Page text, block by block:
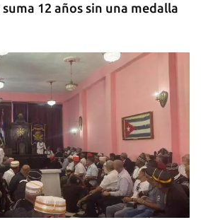
12 años sin una medalla